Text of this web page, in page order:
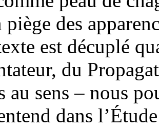
des
est décuplé
du
au sens – nous
dans